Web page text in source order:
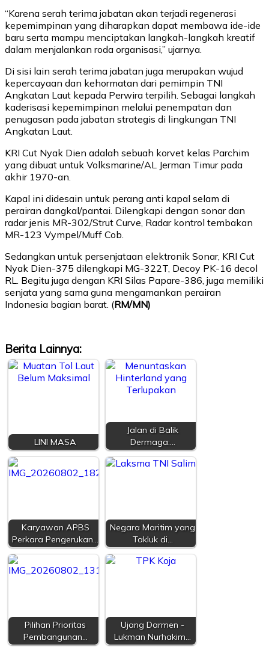
“Karena serah terima jabatan akan terjadi regenerasi
kepemimpinan yang diharapkan dapat membawa ide-ide
baru serta mampu menciptakan langkah-langkah kreatif
dalam menjalankan roda organisasi,” ujarnya.
Di sisi lain serah terima jabatan juga merupakan wujud
kepercayaan dan kehormatan dari pemimpin TNI
Angkatan Laut kepada Perwira terpilih. Sebagai langkah
kaderisasi kepemimpinan melalui penempatan dan
penugasan pada jabatan strategis di lingkungan TNI
Angkatan Laut.
KRI Cut Nyak Dien adalah sebuah korvet kelas Parchim
yang dibuat untuk Volksmarine/AL Jerman Timur pada
akhir 1970-an.
Kapal ini didesain untuk perang anti kapal selam di
perairan dangkal/pantai. Dilengkapi dengan sonar dan
radar jenis MR-302/Strut Curve, Radar kontrol tembakan
MR-123 Vympel/Muff Cob.
Sedangkan untuk persenjataan elektronik Sonar, KRI Cut
Nyak Dien-375 dilengkapi MG-322T, Decoy PK-16 decol
RL. Begitu juga dengan KRI Silas Papare-386, juga memiliki
senjata yang sama guna mengamankan perairan
Indonesia bagian barat. (RM/MN)
Berita Lainnya:
LINI MASA
Jalan di Balik
Dermaga:…
Karyawan APBS
Perkara Pengerukan…
Negara Maritim yang
Takluk di…
Pilihan Prioritas
Pembangunan…
Ujang Darmen -
Lukman Nurhakim…